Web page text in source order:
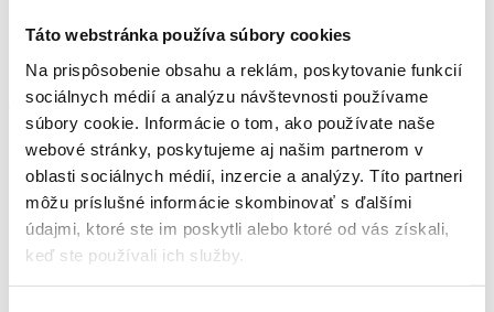
Táto webstránka používa súbory cookies
Na prispôsobenie obsahu a reklám, poskytovanie funkcií
sociálnych médií a analýzu návštevnosti používame
súbory cookie. Informácie o tom, ako používate naše
webové stránky, poskytujeme aj našim partnerom v
oblasti sociálnych médií, inzercie a analýzy. Títo partneri
môžu príslušné informácie skombinovať s ďalšími
údajmi, ktoré ste im poskytli alebo ktoré od vás získali,
keď ste používali ich služby.
1. Prvá fáza pozostáva z prípravy materiálu. Vystrihneme rôzne
drobné geometrické tvary z farebných papierov alebo čohokoľvek,
čo doma nájdeme. My sa radi zabávame s machovou gumou,
svojimi vlastnosťami ( je mäkká) nám ponúka množstvo podnetov.
2. Dovoľme strihať aj najmenším členom tvorivého tímu,
nezabudnime na kruhy, tie sa často hodia. Ak nemáme doma
kružidlo, stačí ak obkreslíme vrchnák z tyčinkového lepidla.